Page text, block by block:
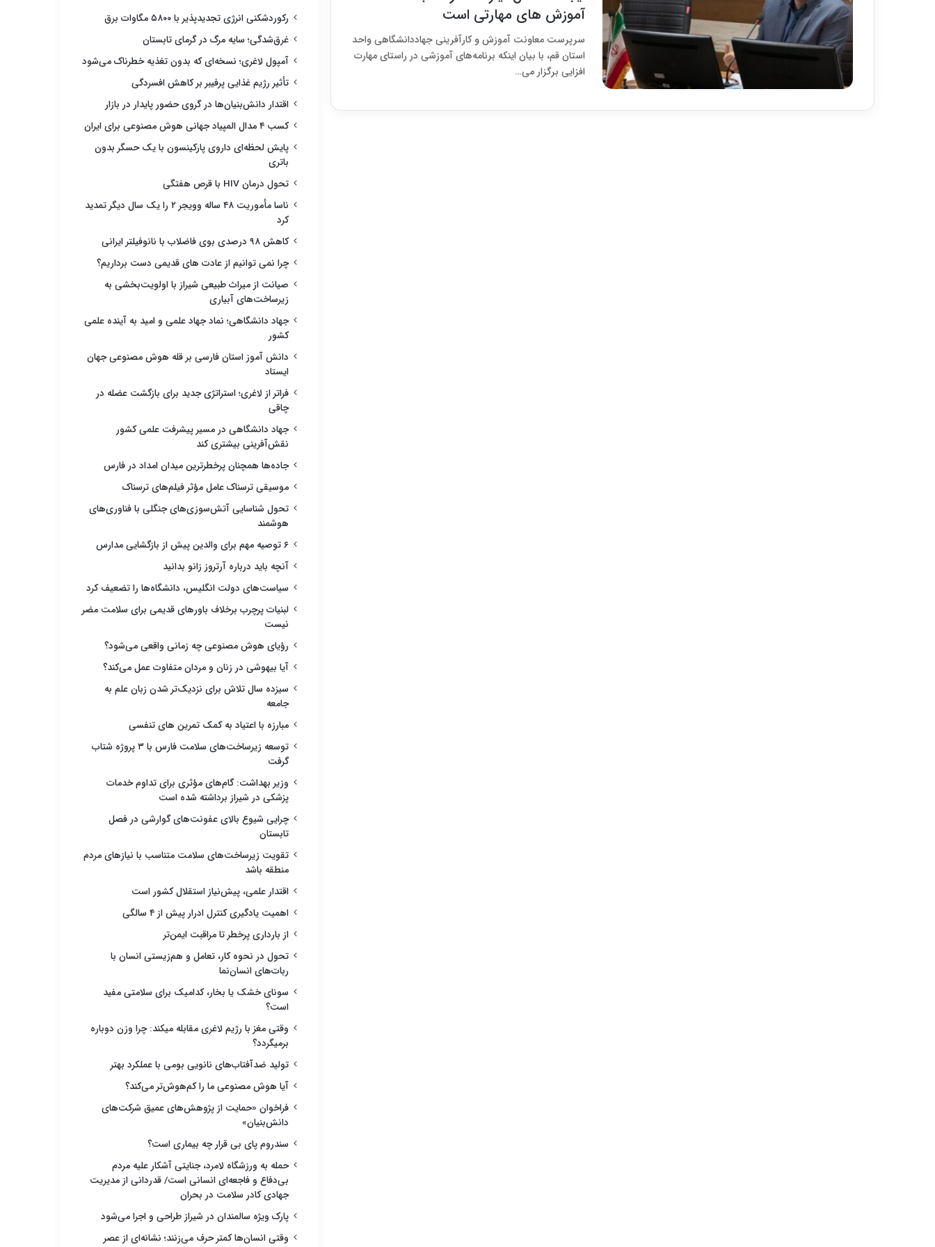
آموزش های مهارتی است
سرپرست معاونت آموزش و کارآفرینی جهاددانشگاهی واحد
استان قم، با بیان اینکه برنامه‌های آموزشی در راستای مهارت
افزایی برگزار می…
رکوردشکنی انرژی تجدیدپذیر با ۵۸۰۰ مگاوات برق
غرق‌شدگی؛ سایه مرگ در گرمای تابستان
آمپول لاغری؛ نسخه‌ای که بدون تغذیه خطرناک می‌شود
تأثیر رژیم غذایی پرفیبر بر کاهش افسردگی
اقتدار دانش‌بنیان‌ها در گروی حضور پایدار در بازار
کسب ۴ مدال المپیاد جهانی هوش مصنوعی برای ایران
پایش لحظه‌ای داروی پارکینسون با یک حسگر بدون
باتری
تحول درمان HIV با قرص هفتگی
ناسا مأموریت ۴۸ ساله وویجر ۲ را یک سال دیگر تمدید
کرد
کاهش ۹۸ درصدی بوی فاضلاب با نانوفیلتر ایرانی
چرا نمی توانیم از عادت های قدیمی دست برداریم؟
صیانت از میراث طبیعی شیراز با اولویت‌بخشی به
زیرساخت‌های آبیاری
جهاد دانشگاهی؛ نماد جهاد علمی و امید به آینده علمی
کشور
دانش آموز استان فارسی بر قله هوش مصنوعی جهان
ایستاد
فراتر از لاغری؛ استراتژی جدید برای بازگشت عضله در
چاقی
جهاد دانشگاهی در مسیر پیشرفت علمی کشور
نقش‌آفرینی بیشتری کند
جاده‌ها همچنان پرخطرترین میدان امداد در فارس
موسیقی ترسناک عامل مؤثر فیلم‌های ترسناک
تحول شناسایی آتش‌سوزی‌های جنگلی با فناوری‌های
هوشمند
۶ توصیه مهم برای والدین پیش از بازگشایی مدارس
آنچه باید درباره آرتروز زانو بدانید
سیاست‌های دولت انگلیس، دانشگاه‌ها را تضعیف کرد
لبنیات پرچرب برخلاف باورهای قدیمی برای سلامت مضر
نیست
رؤیای هوش مصنوعی چه زمانی واقعی می‌شود؟
آیا بیهوشی در زنان و مردان متفاوت عمل می‌کند؟
سیزده سال تلاش برای نزدیک‌تر شدن زبان علم به
جامعه
مبارزه با اعتیاد به کمک تمرین های تنفسی
توسعه زیرساخت‌های سلامت فارس با ۳ پروژه شتاب
گرفت
وزیر بهداشت: گام‌های مؤثری برای تداوم خدمات
پزشکی در شیراز برداشته شده است
چرایی شیوع بالای عفونت‌های گوارشی در فصل
تابستان
تقویت زیرساخت‌های سلامت متناسب با نیازهای مردم
منطقه باشد
اقتدار علمی، پیش‌نیاز استقلال کشور است
اهمیت یادگیری کنترل ادرار پیش از ۴ سالگی
از بارداری پرخطر تا مراقبت ایمن‌تر
تحول در نحوه کار، تعامل و هم‌زیستی انسان با
ربات‌های انسان‌نما
سونای خشک یا بخار، کدامیک برای سلامتی مفید
است؟
وقتی مغز با رژیم لاغری مقابله میکند: چرا وزن دوباره
برمیگردد؟
تولید ضدآفتاب‌های نانویی بومی با عملکرد بهتر
آیا هوش مصنوعی ما را کم‌هوش‌تر می‌کند؟
فراخوان «حمایت از پژوهش‌های عمیق شرکت‌های
دانش‌بنیان»
سندروم پای بی قرار چه بیماری است؟
حمله به ورزشگاه لامرد، جنایتی آشکار علیه مردم
بی‌دفاع و فاجعه‌ای انسانی است/ قدردانی از مدیریت
جهادی کادر سلامت در بحران
پارک ویژه سالمندان در شیراز طراحی و اجرا می‌شود
وقتی انسان‌ها کمتر حرف می‌زنند؛ نشانه‌ای از عصر